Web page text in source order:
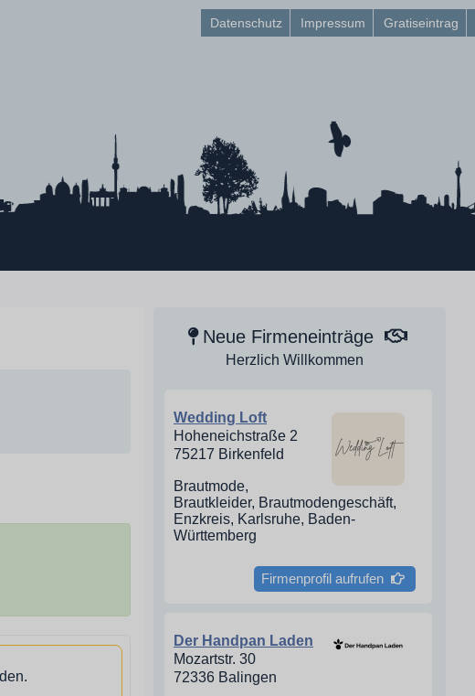
Datenschutz Impressum Gratiseintrag
Neue Firmeneinträge
Herzlich Willkommen
Wedding Loft
Hoheneichstraße 2
75217 Birkenfeld
Brautmode,
Brautkleider, Brautmodengeschäft,
Enzkreis, Karlsruhe, Baden-
Württemberg
Firmenprofil aufrufen
Der Handpan Laden
Mozartstr. 30
72336 Balingen